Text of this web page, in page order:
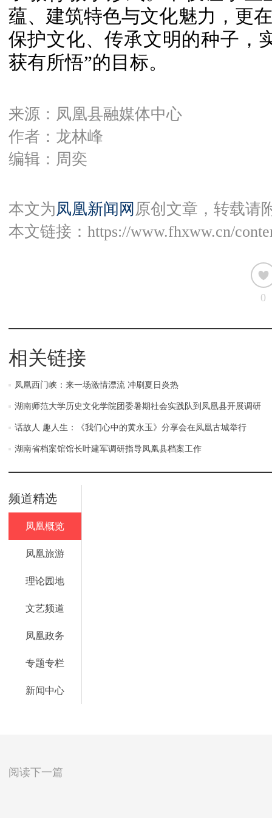
蕴、建筑特色与文化魅力，更
保护文化、传承文明的种子，
获有所悟”的目标。
来源：凤凰县融媒体中心
作者：龙林峰
编辑：周奕
本文为凤凰新闻网 原创文章，转载请
本文链接： https://www.fhxww.cn/
0
相关链接
凤凰西门峡：来一场激情漂流 冲刷夏日炎热
湖南师范大学历史文化学院团委暑期社会实践队到凤凰县开展调研
话故人 趣人生：《我们心中的黄永玉》分享会在凤凰古城举行
湖南省档案馆馆长叶建军调研指导凤凰县档案工作
频道精选
凤凰概览
凤凰旅游
理论园地
文艺频道
凤凰政务
专题专栏
新闻中心
阅读下一篇